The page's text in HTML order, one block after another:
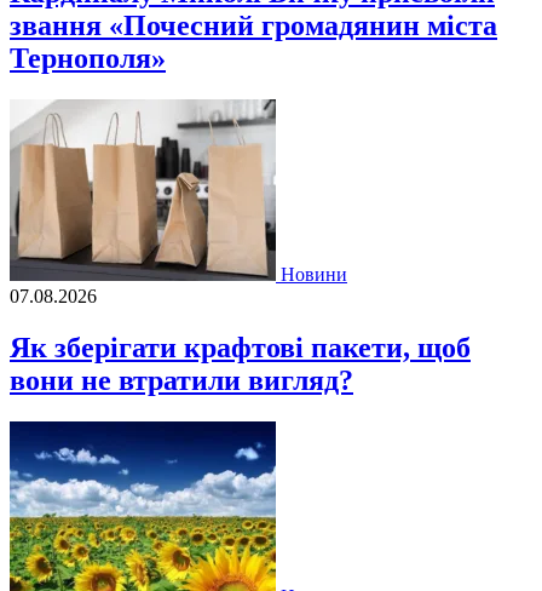
звання «Почесний громадянин міста
Тернополя»
Новини
07.08.2026
Як зберігати крафтові пакети, щоб
вони не втратили вигляд?